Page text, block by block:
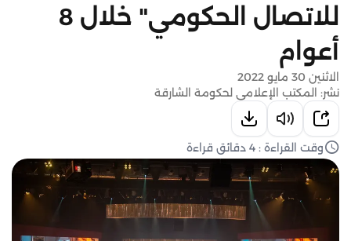
للاتصال الحكومي" خلال 8
أعوام
الاثنين 30 مايو 2022
نشر: المكتب الإعلامي لحكومة الشارقة
وقت القراءة : 4 دقائق قراءة